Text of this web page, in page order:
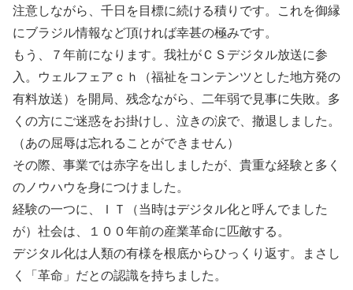
注意しながら、千日を目標に続ける積りです。これを御縁
にブラジル情報など頂ければ幸甚の極みです。
もう、７年前になります。我社がＣＳデジタル放送に参
入。ウェルフェアｃｈ（福祉をコンテンツとした地方発の
有料放送）を開局、残念ながら、二年弱で見事に失敗。多
くの方にご迷惑をお掛けし、泣きの涙で、撤退しました。
（あの屈辱は忘れることができません）
その際、事業では赤字を出しましたが、貴重な経験と多く
のノウハウを身につけました。
経験の一つに、ＩＴ（当時はデジタル化と呼んでました
が）社会は、１００年前の産業革命に匹敵する。
デジタル化は人類の有様を根底からひっくり返す。まさし
く「革命」だとの認識を持ちました。